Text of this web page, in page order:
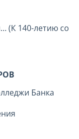
(К 140-летию со
Банка